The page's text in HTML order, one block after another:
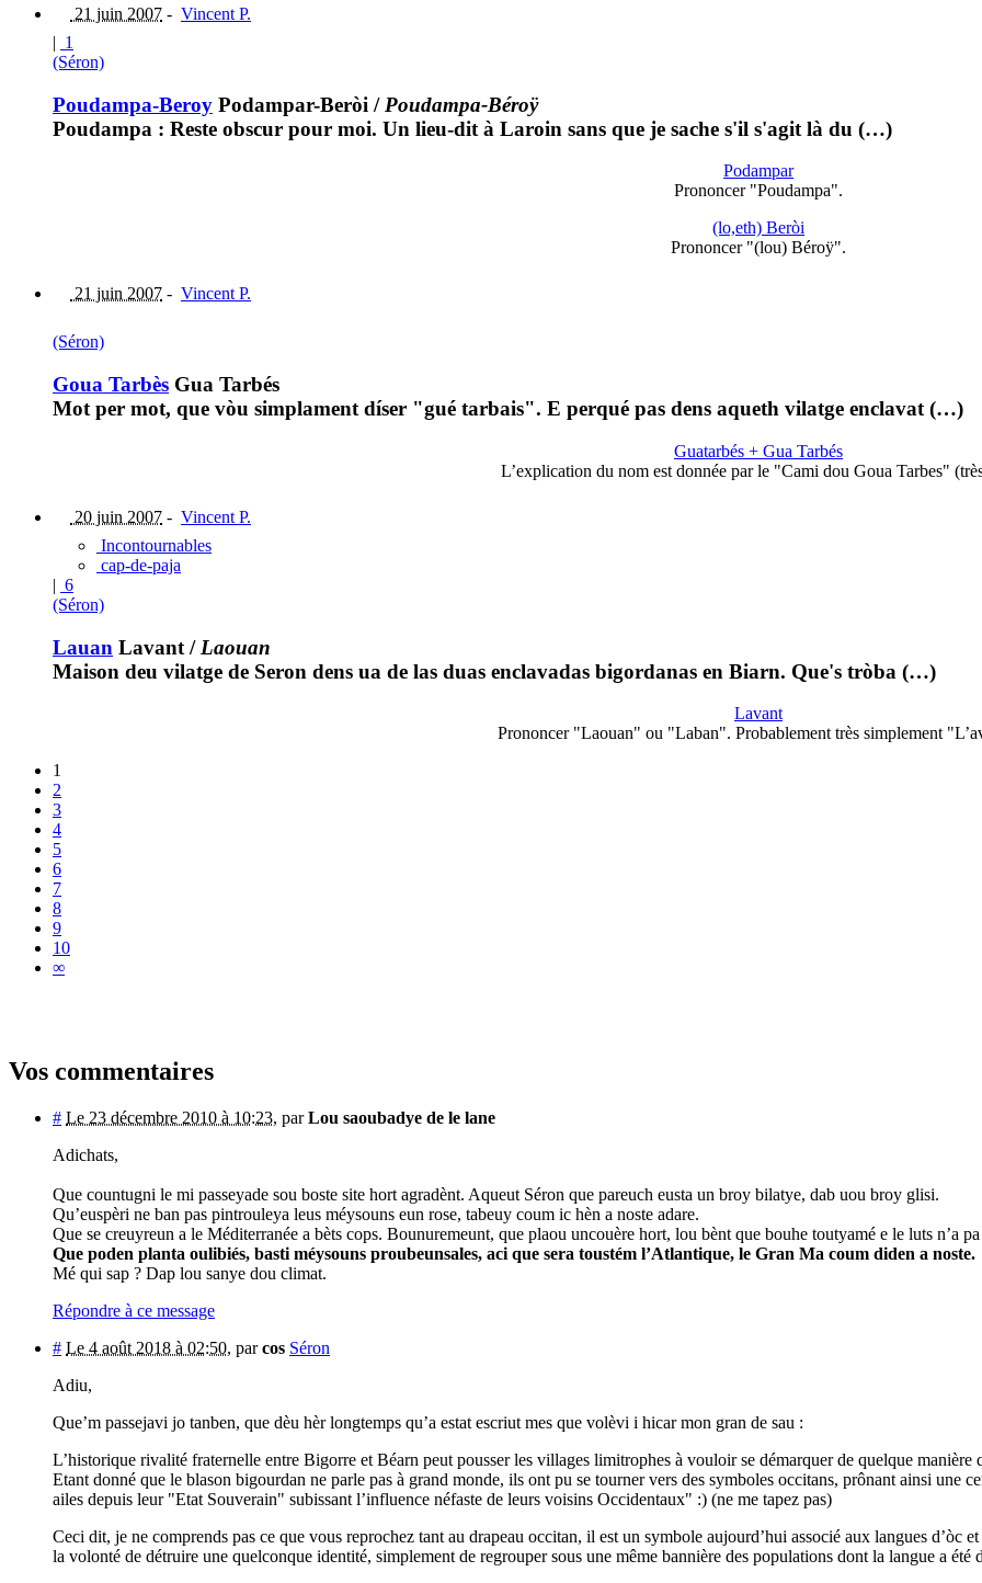
21 juin 2007 - Vincent P.
| 1
(Séron)
Poudampa-Beroy Podampar-Beròi / Poudampa-Béroÿ
Poudampa : Reste obscur pour moi. Un lieu-dit à Laroin sans que je sache s'il s'agit là du (…)
Podampar
Prononcer "Poudampa".
(lo,eth) Beròi
Prononcer "(lou) Béroÿ".
21 juin 2007 - Vincent P.
(Séron)
Goua Tarbès Gua Tarbés
Mot per mot, que vòu simplament díser "gué tarbais". E perqué pas dens aqueth vilatge enclavat (…)
Guatarbés + Gua Tarbés
L’explication du nom est donnée par le "Cami dou Goua Tarbes"
20 juin 2007 - Vincent P.
Incontournables
cap-de-paja
| 6
(Séron)
Lauan Lavant / Laouan
Maison deu vilatge de Seron dens ua de las duas enclavadas bigordanas en Biarn. Que's tròba (…)
Lavant
Prononcer "Laouan" ou "Laban". Probablement très simplement
1
2
3
4
5
6
7
8
9
10
∞
Vos commentaires
# Le 23 décembre 2010 à 10:23, parLou saoubadye de le lane
Adichats,
Que countugni le mi passeyade sou boste site hort agradènt. Aqueut Séron que pareuch eusta un broy bilatye, dab uou broy glisi.
Qu’euspèri ne ban pas pintrouleya leus méysouns eun rose, tabeuy coum ic hèn a noste adare.
Que se creuyreun a le Méditerranée a bèts cops. Bounuremeunt, que plaou uncouère hort, lou bènt que bouhe toutyamé e le luts n’a
Que poden planta oulibiés, basti méysouns proubeunsales, aci que sera toustém l’Atlantique, le Gran Ma coum diden a noste.
Mé qui sap ? Dap lou sanye dou climat.
Répondre à ce message
# Le 4 août 2018 à 02:50, parcos Séron
Adiu,
Que’m passejavi jo tanben, que dèu hèr longtemps qu’a estat escriut mes que volèvi i hicar mon gran de sau :
L’historique rivalité fraternelle entre Bigorre et Béarn peut pousser les villages limitrophes à vouloir se démarquer de quelque
Etant donné que le blason bigourdan ne parle pas à grand monde, ils ont pu se tourner vers des symboles occitans, prônant ainsi une
ailes depuis leur "Etat Souverain" subissant l’influence néfaste de leurs voisins Occidentaux" :) (ne me tapez pas)
Ceci dit, je ne comprends pas ce que vous reprochez tant au drapeau occitan, il est un symbole aujourd’hui associé aux langues d’òc
la volonté de détruire une quelconque identité, simplement de regrouper sous une même bannière des populations dont la langue a été